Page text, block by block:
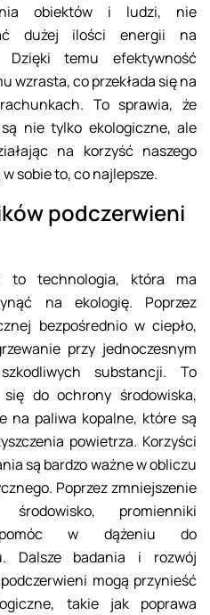
obiektów i ludzi, nie
dużej ilości energii na
Dzięki temu efektywność
wzrasta, co przekłada się na
To sprawia, że
nie tylko ekologiczne, ale
na korzyść naszego
sobie to, co najlepsze.
podczerwieni
to technologia, która ma
na ekologię. Poprzez
bezpośrednio w ciepło,
przy jednoczesnym
substancji. To
do ochrony środowiska,
na paliwa kopalne, które są
powietrza. Korzyści
są bardzo ważne w obliczu
Poprzez zmniejszenie
promienniki
pomóc w dążeniu do
Dalsze badania i rozwój
mogą przynieść
takie jak poprawa